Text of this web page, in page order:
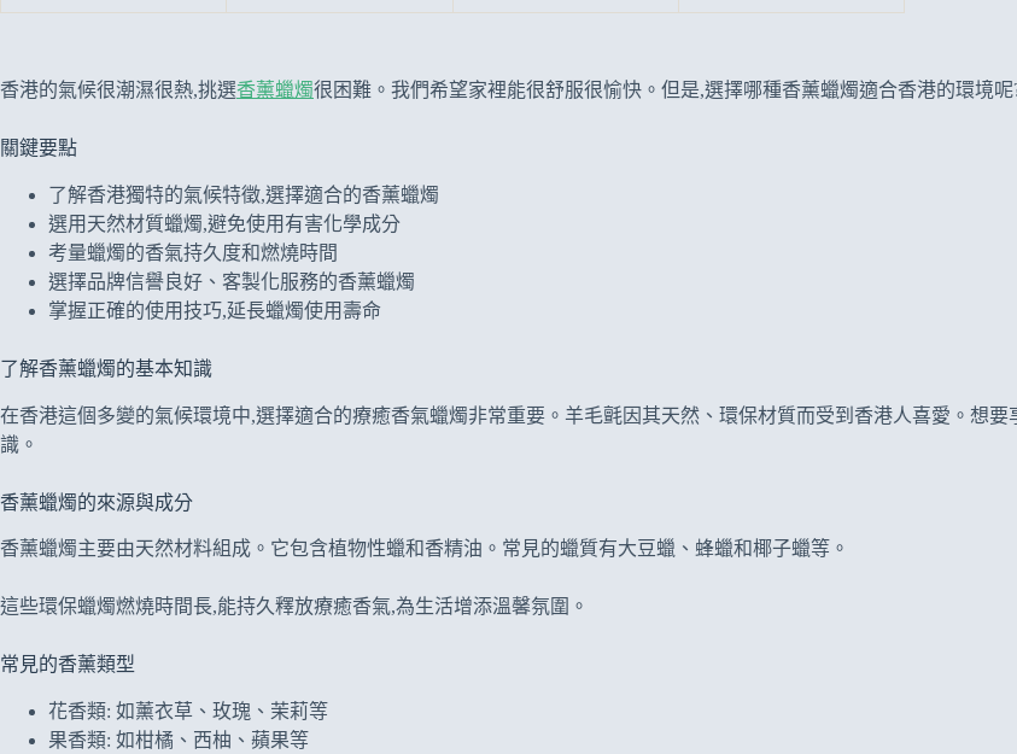
香港的氣候很潮濕很熱,挑選香薰蠟燭很困難。我們希望家裡能很舒服很愉快。但是,選擇哪種香薰蠟燭適合香港的環境呢
關鍵要點
了解香港獨特的氣候特徵,選擇適合的香薰蠟燭
選用天然材質蠟燭,避免使用有害化學成分
考量蠟燭的香氣持久度和燃燒時間
選擇品牌信譽良好、客製化服務的香薰蠟燭
掌握正確的使用技巧,延長蠟燭使用壽命
了解香薰蠟燭的基本知識
在香港這個多變的氣候環境中,選擇適合的療癒香氣蠟燭非常重要。羊毛氈因其天然、環保材質而受到香港人喜愛。想
識。
香薰蠟燭的來源與成分
香薰蠟燭主要由天然材料組成。它包含植物性蠟和香精油。常見的蠟質有大豆蠟、蜂蠟和椰子蠟等。
這些環保蠟燭燃燒時間長,能持久釋放療癒香氣,為生活增添溫馨氛圍。
常見的香薰類型
花香類: 如薰衣草、玫瑰、茉莉等
果香類: 如柑橘、西柚、蘋果等